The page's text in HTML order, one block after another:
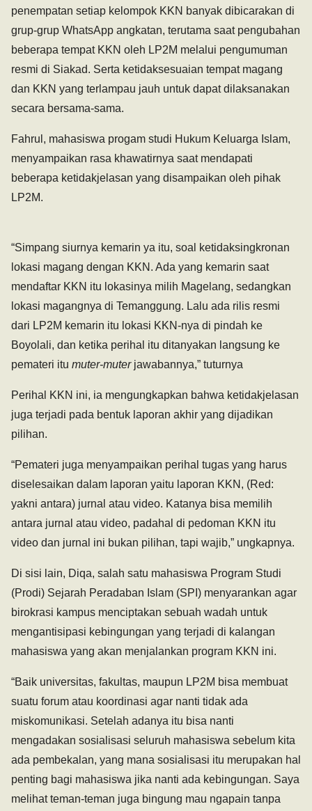
penempatan setiap kelompok KKN banyak dibicarakan di
grup-grup WhatsApp angkatan, terutama saat pengubahan
beberapa tempat KKN oleh LP2M melalui pengumuman
resmi di Siakad. Serta ketidaksesuaian tempat magang
dan KKN yang terlampau jauh untuk dapat dilaksanakan
secara bersama-sama.
Fahrul, mahasiswa progam studi Hukum Keluarga Islam,
menyampaikan rasa khawatirnya saat mendapati
beberapa ketidakjelasan yang disampaikan oleh pihak
LP2M.
“Simpang siurnya kemarin ya itu, soal ketidaksingkronan
lokasi magang dengan KKN. Ada yang kemarin saat
mendaftar KKN itu lokasinya milih Magelang, sedangkan
lokasi magangnya di Temanggung. Lalu ada rilis resmi
dari LP2M kemarin itu lokasi KKN-nya di pindah ke
Boyolali, dan ketika perihal itu ditanyakan langsung ke
pemateri itu muter-muterjawabannya,” tuturnya
Perihal KKN ini, ia mengungkapkan bahwa ketidakjelasan
juga terjadi pada bentuk laporan akhir yang dijadikan
pilihan.
“Pemateri juga menyampaikan perihal tugas yang harus
diselesaikan dalam laporan yaitu laporan KKN, (Red:
yakni antara) jurnal atau video. Katanya bisa memilih
antara jurnal atau video, padahal di pedoman KKN itu
video dan jurnal ini bukan pilihan, tapi wajib,” ungkapnya.
Di sisi lain, Diqa, salah satu mahasiswa Program Studi
(Prodi) Sejarah Peradaban Islam (SPI) menyarankan agar
birokrasi kampus menciptakan sebuah wadah untuk
mengantisipasi kebingungan yang terjadi di kalangan
mahasiswa yang akan menjalankan program KKN ini.
“Baik universitas, fakultas, maupun LP2M bisa membuat
suatu forum atau koordinasi agar nanti tidak ada
miskomunikasi. Setelah adanya itu bisa nanti
mengadakan sosialisasi seluruh mahasiswa sebelum kita
ada pembekalan, yang mana sosialisasi itu merupakan hal
penting bagi mahasiswa jika nanti ada kebingungan. Saya
melihat teman-teman juga bingung mau ngapain tanpa